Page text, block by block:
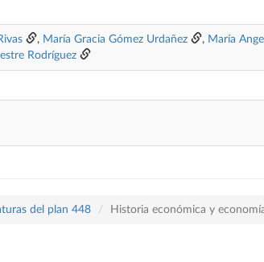
, María Gracia Gómez Urdañez , María
Rodríguez
del plan 448 Historia económica y